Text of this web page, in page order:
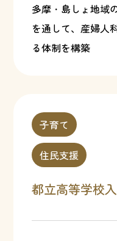
多摩・島しょ地域
を通して、産婦人
る体制を構築
子育て
住民支援
都立高等学校